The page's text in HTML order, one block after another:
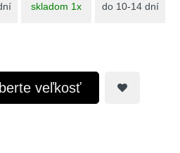
skladom 1x do 10-14 dní
veľkosť